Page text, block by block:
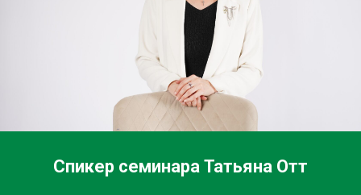
Спикер семинара Татьяна Отт